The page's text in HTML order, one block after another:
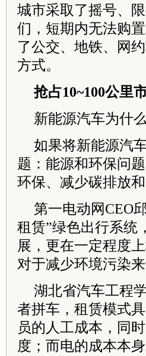
城市采取了摇号、
们，短期内无法购
了公交、地铁、网
方式。
抢占10~100公里
新能源汽车为什
如果将新能源汽
题：能源和环保问
环保、减少碳排放
第一电动网CEO
租赁”绿色出行系统
展，更在一定程度
对于减少环境污染
湖北省汽车工程
者拼车，租赁模式
员的人工成本，同
度；而电的成本本